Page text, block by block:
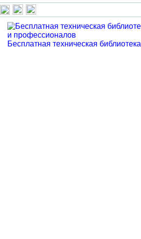
Бесплатная техническая библиотека